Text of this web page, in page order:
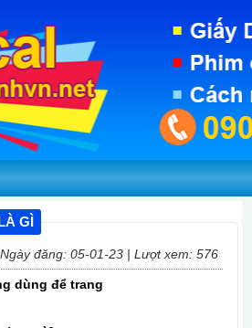
GÌ
Ngày đăng: 05-01-23 | Lượt xem: 576
dùng để trang